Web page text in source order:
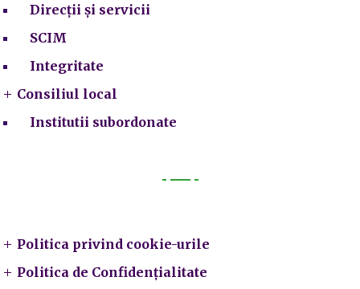
Direcții și servicii
SCIM
Integritate
Consiliul local
Institutii subordonate
Politica privind cookie-urile
Politica de Confidențialitate